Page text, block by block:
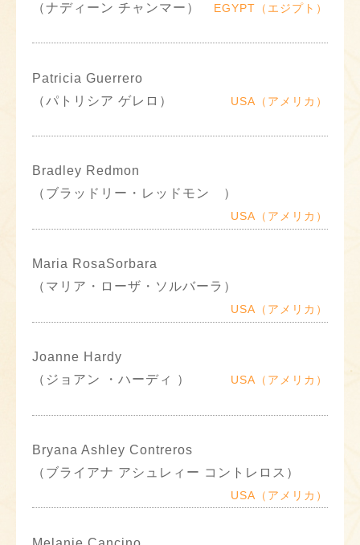
（ナディーン チャンマー）
EGYPT（エジプト）
Patricia Guerrero
（パトリシア ゲレロ）
USA（アメリカ）
Bradley Redmon
（ブラッドリー・レッドモン ）
USA（アメリカ）
Maria RosaSorbara
（マリア・ローザ・ソルバーラ）
USA（アメリカ）
Joanne Hardy
（ジョアン ・ハーディ ）
USA（アメリカ）
Bryana Ashley Contreros
（ブライアナ アシュレィー コントレロス）
USA（アメリカ）